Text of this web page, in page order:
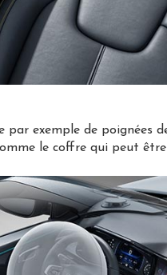
par exemple de poignées
le coffre qui peut